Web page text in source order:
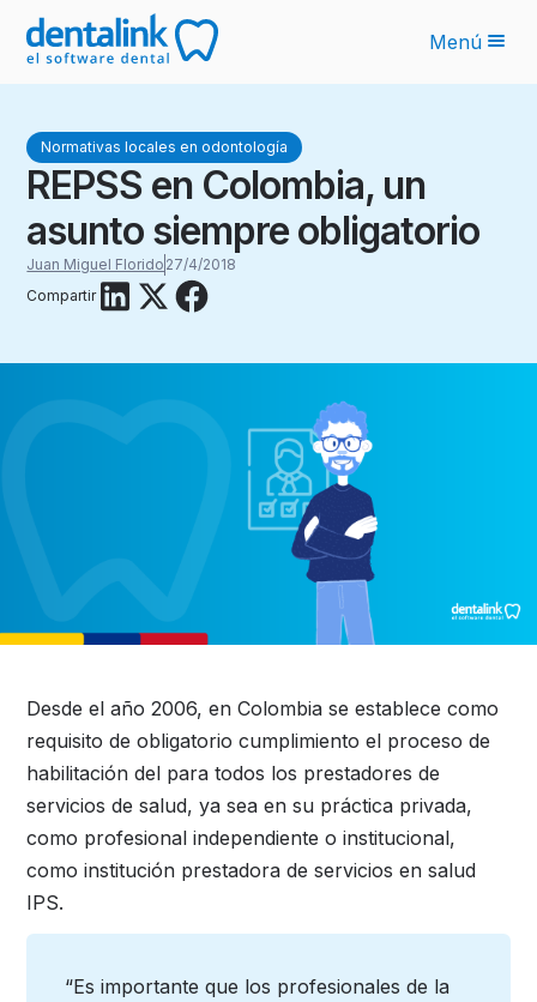
Novedades IA
Planes
Sobre nosotros
Blog
Recursos
Latinoamérica
Ingresar
Solicita tu cotización
Menú
Normativas locales en odontología
REPSS en Colombia, un
asunto siempre obligatorio
Juan Miguel Florido 27/4/2018
Compartir
Desde el año 2006, en Colombia se establece como
requisito de obligatorio cumplimiento el proceso de
habilitación del para todos los prestadores de
servicios de salud, ya sea en su práctica privada,
como profesional independiente o institucional,
como institución prestadora de servicios en salud
IPS.
“Es importante que los profesionales de la